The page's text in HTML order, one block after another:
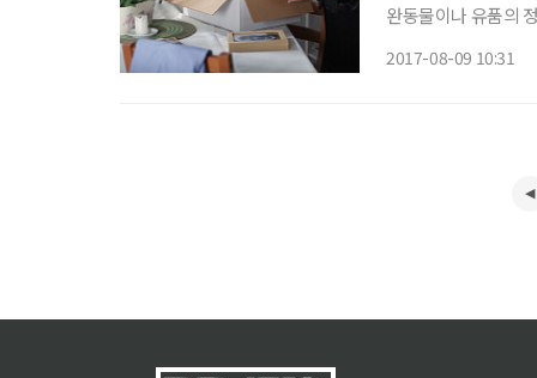
완동물이나 유품의
2017-08-09 10:31